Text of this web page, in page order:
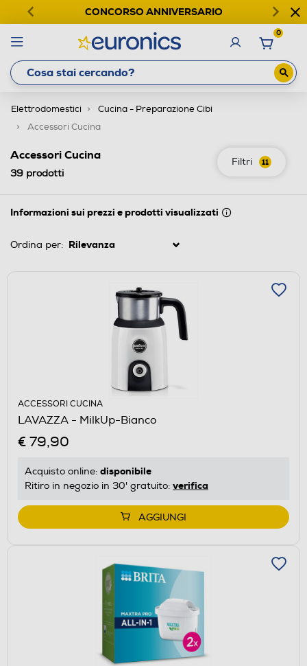
CONCORSO ANNIVERSARIO
0
Elettrodomestici
Cucina - Preparazione Cibi
Accessori Cucina
Filtri 11
Accessori Cucina
39 prodotti
Informazioni sui prezzi e prodotti visualizzati
Ordina per:
ACCESSORI CUCINA
LAVAZZA - MilkUp-Bianco
€ 79,90
Acquisto online: disponibile
Ritiro in negozio in 30' gratuito: verifica
AGGIUNGI